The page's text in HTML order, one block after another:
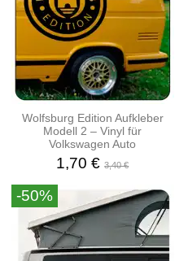
Wolfsburg Edition Aufkleber
Modell 2 – Vinyl für
Volkswagen Auto
1,70 €3,40 €
-50%